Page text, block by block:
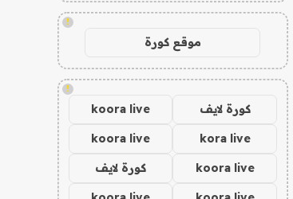
!
موقع كورة
!
كورة لايف koora live
kora live
koora live
koora live كورة لايف